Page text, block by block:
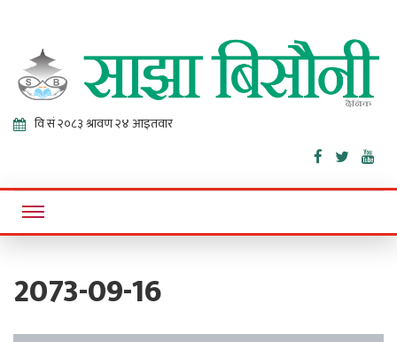
Sajha
Bisaunee
Online News Portal
2073-09-16